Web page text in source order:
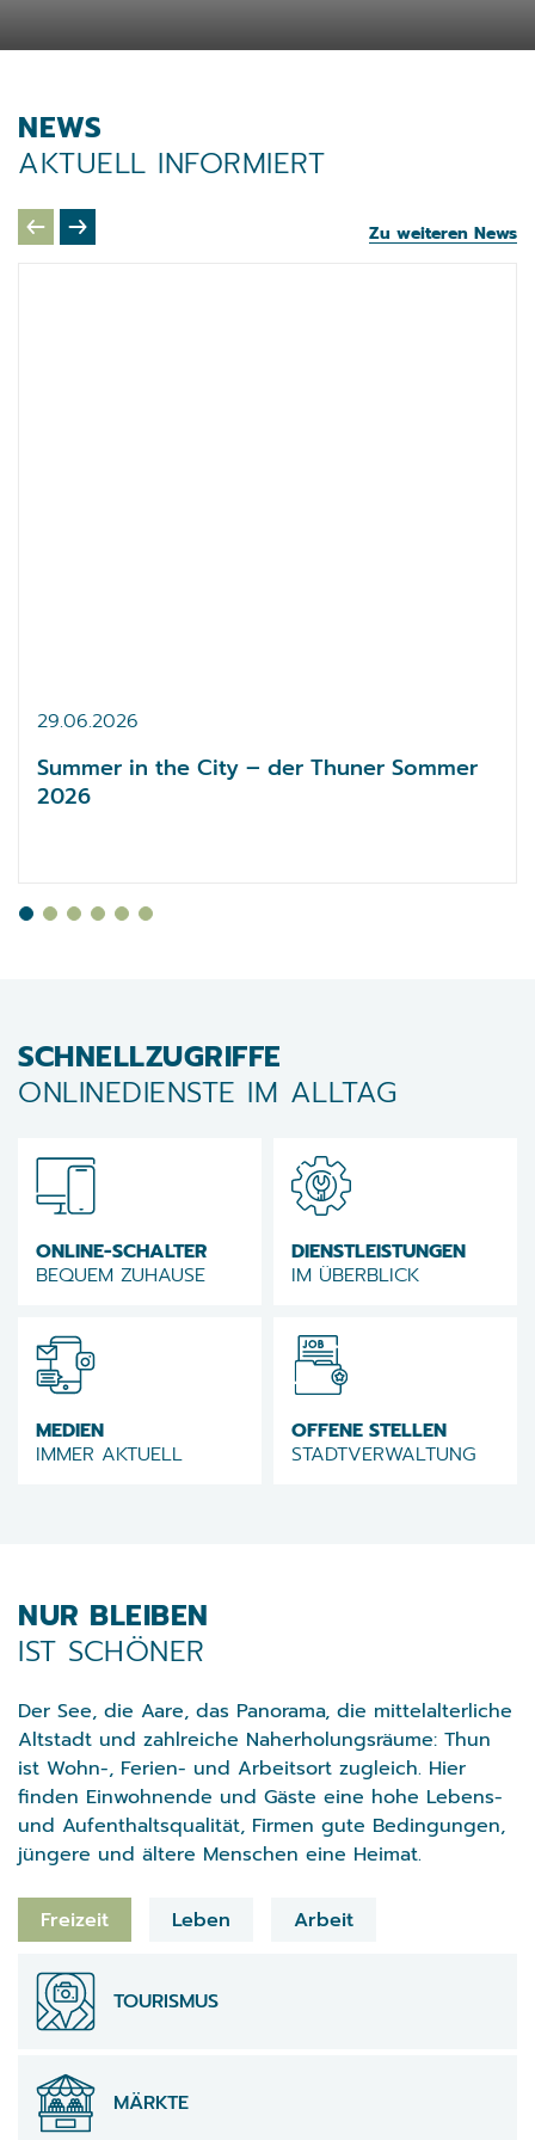
NEWS
AKTUELL INFORMIERT
29.06.2026
Summer in the City – der Thuner Sommer
2026
Zu weiteren News
SCHNELLZUGRIFFE
ONLINEDIENSTE IM ALLTAG
ONLINE-SCHALTER
BEQUEM ZUHAUSE
DIENSTLEISTUNGEN
IM ÜBERBLICK
MEDIEN
IMMER AKTUELL
OFFENE STELLEN
STADTVERWALTUNG
Verschiedene Informationen
NUR BLEIBEN
IST SCHÖNER
Der See, die Aare, das Panorama, die mittelalterliche
Altstadt und zahlreiche Naherholungsräume: Thun
ist Wohn-, Ferien- und Arbeitsort zugleich. Hier
finden Einwohnende und Gäste eine hohe Lebens-
und Aufenthaltsqualität, Firmen gute Bedingungen,
jüngere und ältere Menschen eine Heimat.
Direktzugriffe
Freizeit Leben Arbeit
Direktzugriffe
TOURISMUS
MÄRKTE